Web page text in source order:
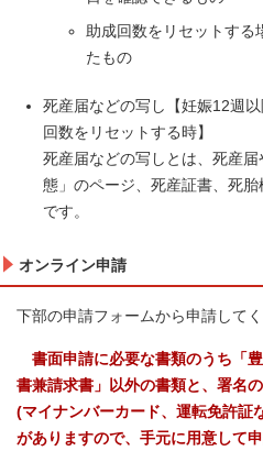
助成回数をリセットする
たもの
死産届などの写し【妊娠12週
回数をリセットする時】
死産届などの写しとは、死産
態」のページ、死産証書、死
です。
オンライン申請
下部の申請フォームから申請してく
書面申請に必要な書類のうち「
書兼請求書」以外の書類と、署名
(マイナンバーカード、運転免許証
がありますので、手元に用意して申